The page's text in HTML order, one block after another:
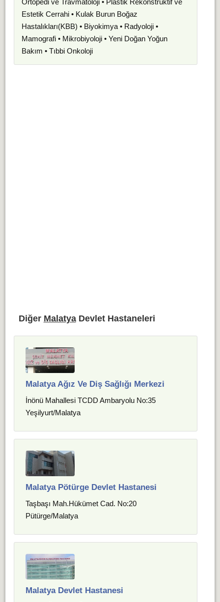
Ortopedi ve Travmatoloji • Plastik Rekonstrüktif ve
Estetik Cerrahi • Kulak Burun Boğaz
Hastalıkları(KBB) • Biyokimya • Radyoloji •
Mamografi • Mikrobiyoloji • Yeni Doğan Yoğun
Bakım • Tıbbi Onkoloji
Diğer MalatyaDevlet Hastaneleri
Malatya Ağız Ve Diş Sağlığı Merkezi
İnönü Mahallesi TCDD Ambaryolu No:35
Yeşilyurt/Malatya
Malatya Pötürge Devlet Hastanesi
Taşbaşı Mah.Hükümet Cad. No:20
Pütürge/Malatya
Malatya Devlet Hastanesi